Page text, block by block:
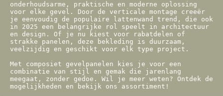
onderhoudsarme, praktische en moderne oplossing
voor elke gevel. Door de verticale montage creeër
je eenvoudig de populaire lattenwand trend, die ook
in 2025 een belangrijke rol speelt in architectuur
en design. Of je nu kiest voor rabatdelen of
strakke panelen, deze bekleding is duurzaam,
veelzijdig en geschikt voor elk type project.
Met composiet gevelpanelen kies je voor een
combinatie van stijl en gemak die jarenlang
meegaat, zonder gedoe. Wil je meer weten? Ontdek de
mogelijkheden en bekijk ons assortiment!